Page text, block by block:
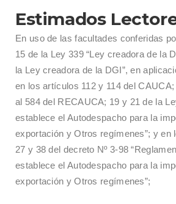
Estimados
En uso de las facultades conferidas
15 de la Ley 339 “Ley creadora de la
la Ley creadora de la DGI”, en
en los artículos 112 y 114 del
al 584 del RECAUCA; 19 y 21 de la
establece el Autodespacho para la
exportación y Otros regímenes”; y en
27 y 38 del decreto Nº 3-98
establece el Autodespacho para la
exportación y Otros regímenes”;